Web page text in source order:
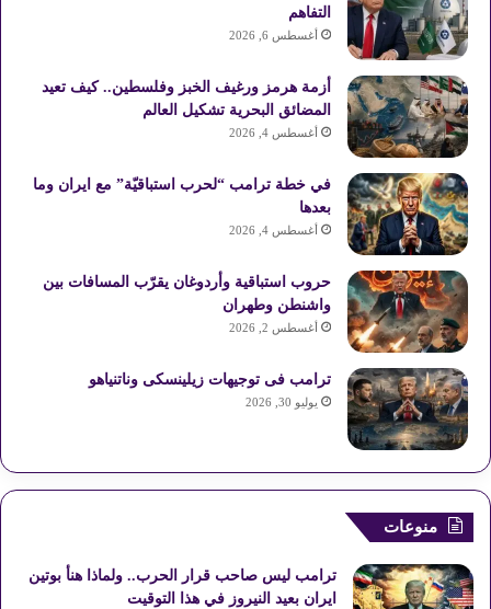
التفاهم
أغسطس 6, 2026
أزمة هرمز ورغيف الخبز وفلسطين.. كيف تعيد
المضائق البحرية تشكيل العالم
أغسطس 4, 2026
في خطة ترامب “لحرب استباقيّة” مع ايران وما
بعدها
أغسطس 4, 2026
حروب استباقية وأردوغان يقرّب المسافات بين
واشنطن وطهران
أغسطس 2, 2026
ترامب فى توجيهات زيلينسكى وناتنياهو
يوليو 30, 2026
منوعات
ترامب ليس صاحب قرار الحرب.. ولماذا هنأ بوتين
ايران بعيد النيروز في هذا التوقيت